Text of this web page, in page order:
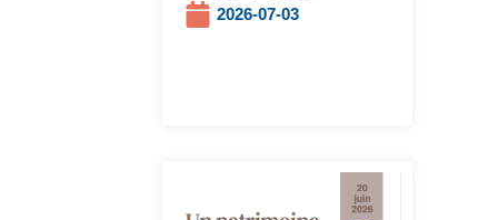
2026-07-03